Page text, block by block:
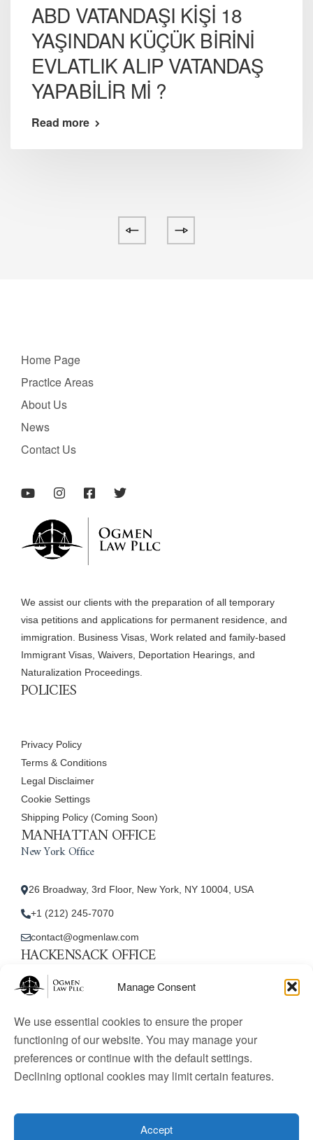
Manage Consent
We use essential cookies to ensure the proper
functioning of our website. You may manage your
preferences or continue with the default settings.
Declining optional cookies may limit certain features.
Accept
ABD VATANDAŞI KİŞİ 18
YAŞINDAN KÜÇÜK BİRİNİ
EVLATLIK ALIP VATANDAŞ
YAPABİLİR Mİ ?
Read more
Home Page
PractIce Areas
About Us
News
Contact Us
We assist our clients with the preparation of all temporary
visa petitions and applications for permanent residence, and
immigration. Business Visas, Work related and family-based
Immigrant Visas, Waivers, Deportation Hearings, and
Naturalization Proceedings.
POLICIES
Privacy Policy
Terms & Conditions
Legal Disclaimer
Cookie Settings
Shipping Policy (Coming Soon)
MANHATTAN OFFICE
New York Office
26 Broadway, 3rd Floor, New York, NY 10004, USA
+1 (212) 245-7070
contact@ogmenlaw.com
HACKENSACK OFFICE
New Jersey Office
contact@ogmenlaw.com